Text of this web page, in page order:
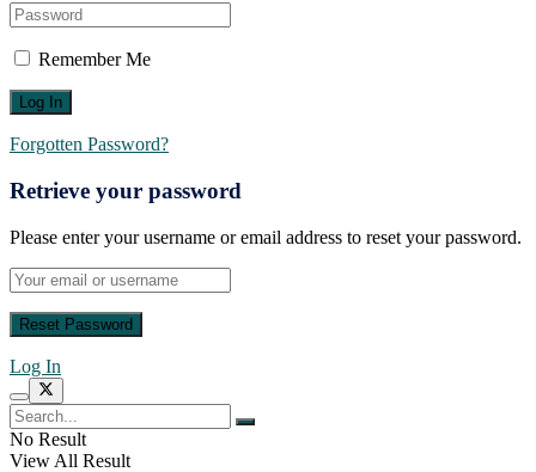
Remember Me
Forgotten Password?
Retrieve your password
Please enter your username or email address to reset your password.
Log In
No Result
View All Result